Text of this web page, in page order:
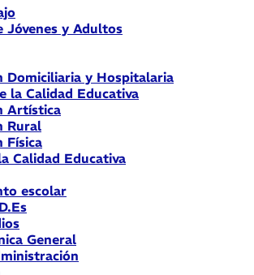
Jóvenes y Adultos
Domiciliaria y Hospitalaria
la Calidad Educativa
Artística
Rural
Física
Calidad Educativa
escolar
General